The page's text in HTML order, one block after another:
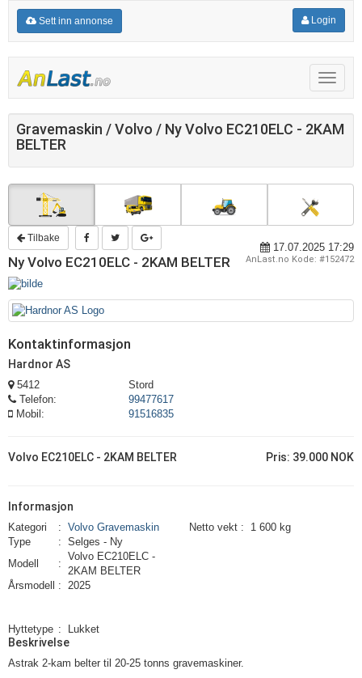
Sett inn annonse Login
Meny
Gravemaskin / Volvo / Ny Volvo EC210ELC - 2KAM
BELTER
Tilbake
17.07.2025 17:29
Ny Volvo EC210ELC - 2KAM BELTER AnLast.no Kode: #152472
Kontaktinformasjon
Hardnor AS
5412
Stord
Telefon:
99477617
Mobil:
91516835
Volvo EC210ELC - 2KAM BELTER Pris: 39.000 NOK
Informasjon
Kategori : Volvo Gravemaskin
Type
: Selges - Ny
Modell
:
Volvo EC210ELC -
2KAM BELTER
Årsmodell
: 2025
Hyttetype : Lukket
Netto vekt : 1 600 kg
Beskrivelse
Astrak 2-kam belter til 20-25 tonns gravemaskiner.